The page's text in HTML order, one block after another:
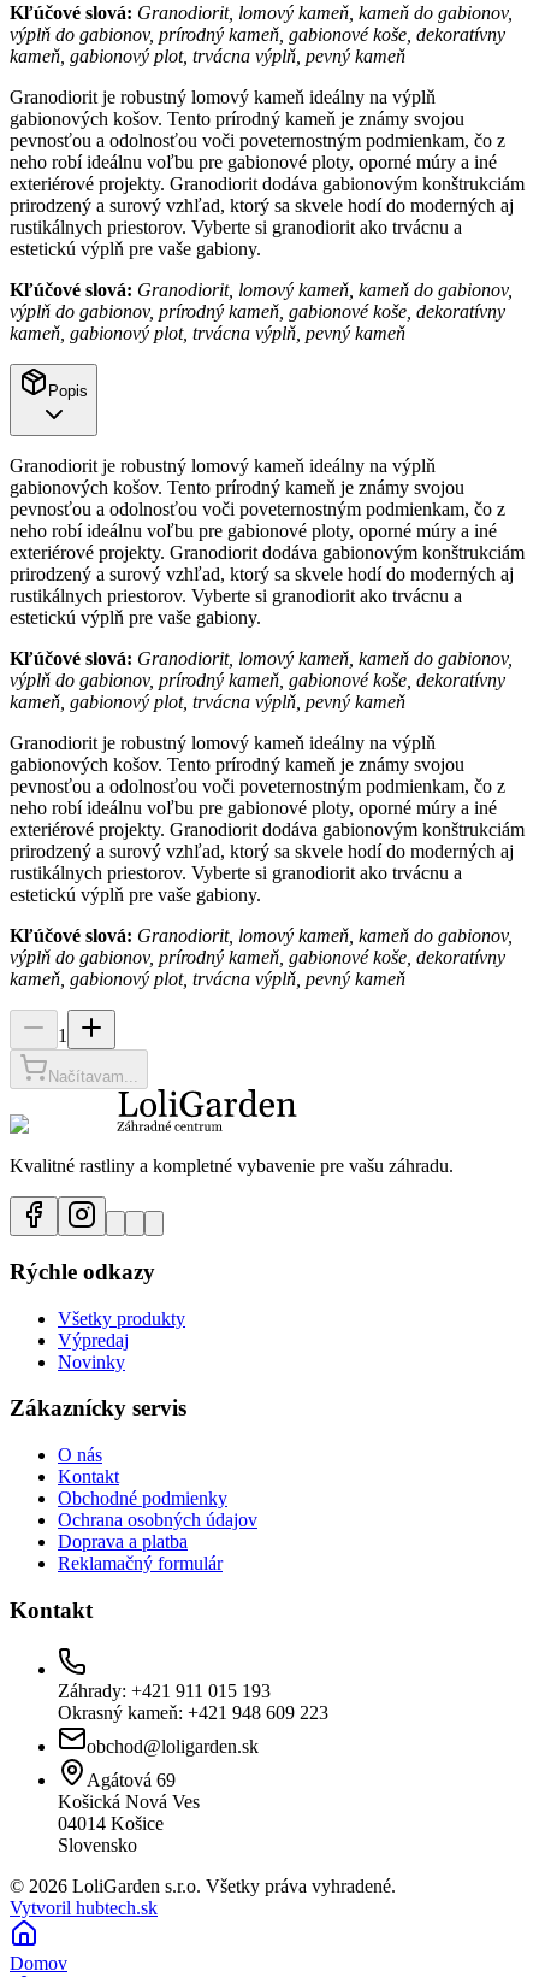
Kľúčové slová: Granodiorit, lomový kameň, kameň do gabionov,
výplň do gabionov, prírodný kameň, gabionové koše, dekoratívny
kameň, gabionový plot, trvácna výplň, pevný kameň
Granodiorit je robustný lomový kameň ideálny na výplň
gabionových košov. Tento prírodný kameň je známy svojou
pevnosťou a odolnosťou voči poveternostným podmienkam, čo z
neho robí ideálnu voľbu pre gabionové ploty, oporné múry a iné
exteriérové projekty. Granodiorit dodáva gabionovým konštrukciám
prirodzený a surový vzhľad, ktorý sa skvele hodí do moderných aj
rustikálnych priestorov. Vyberte si granodiorit ako trvácnu a
estetickú výplň pre vaše gabiony.
Kľúčové slová: Granodiorit, lomový kameň, kameň do gabionov,
výplň do gabionov, prírodný kameň, gabionové koše, dekoratívny
kameň, gabionový plot, trvácna výplň, pevný kameň
Popis
Granodiorit je robustný lomový kameň ideálny na výplň
gabionových košov. Tento prírodný kameň je známy svojou
pevnosťou a odolnosťou voči poveternostným podmienkam, čo z
neho robí ideálnu voľbu pre gabionové ploty, oporné múry a iné
exteriérové projekty. Granodiorit dodáva gabionovým konštrukciám
prirodzený a surový vzhľad, ktorý sa skvele hodí do moderných aj
rustikálnych priestorov. Vyberte si granodiorit ako trvácnu a
estetickú výplň pre vaše gabiony.
Kľúčové slová: Granodiorit, lomový kameň, kameň do gabionov,
výplň do gabionov, prírodný kameň, gabionové koše, dekoratívny
kameň, gabionový plot, trvácna výplň, pevný kameň
Granodiorit je robustný lomový kameň ideálny na výplň
gabionových košov. Tento prírodný kameň je známy svojou
pevnosťou a odolnosťou voči poveternostným podmienkam, čo z
neho robí ideálnu voľbu pre gabionové ploty, oporné múry a iné
exteriérové projekty. Granodiorit dodáva gabionovým konštrukciám
prirodzený a surový vzhľad, ktorý sa skvele hodí do moderných aj
rustikálnych priestorov. Vyberte si granodiorit ako trvácnu a
estetickú výplň pre vaše gabiony.
Kľúčové slová: Granodiorit, lomový kameň, kameň do gabionov,
výplň do gabionov, prírodný kameň, gabionové koše, dekoratívny
kameň, gabionový plot, trvácna výplň, pevný kameň
1
Načítavam...
Kvalitné rastliny a kompletné vybavenie pre vašu záhradu.
Rýchle odkazy
Všetky produkty
Výpredaj
Novinky
Zákaznícky servis
O nás
Kontakt
Obchodné podmienky
Ochrana osobných údajov
Doprava a platba
Reklamačný formulár
Kontakt
Záhrady: +421 911 015 193
Okrasný kameň: +421 948 609 223
obchod@loligarden.sk
Agátová 69
Košická Nová Ves
04014 Košice
Slovensko
© 2026 LoliGarden s.r.o. Všetky práva vyhradené.
Vytvoril hubtech.sk
Domov